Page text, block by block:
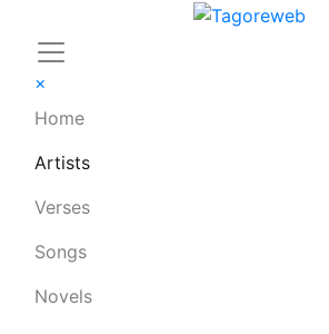
×
Home
Artists
Verses
Songs
Novels